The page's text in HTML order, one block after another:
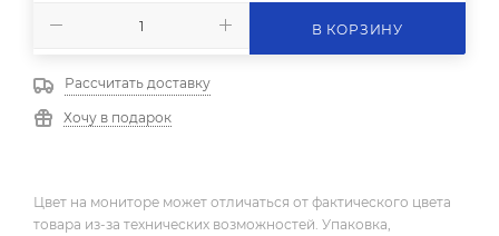
В КОРЗИНУ
Рассчитать доставку
Хочу в подарок
Цвет на мониторе может отличаться от фактического цвета
товара из-за технических возможностей. Упаковка,